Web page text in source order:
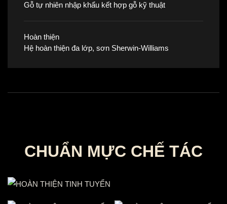
Gỗ tự nhiên nhập khẩu kết hợp gỗ kỹ thuật
Hoàn thiện
Hệ hoàn thiện đa lớp, sơn Sherwin-Williams
CHUẨN MỰC CHẾ TÁC